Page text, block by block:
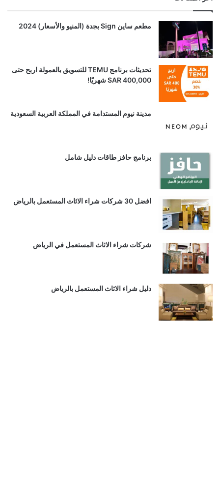
مطعم ساين Sign بجدة (المنيو والأسعار) 2024
تحديثات برنامج TEMU للتسويق بالعمولة اربح حتى
SAR 400,000 شهريًا!
مدينة نيوم المستدامة في المملكة العربية السعودية
برنامج حافز طاقات دليل شامل
افضل 30 شركات شراء الاثاث المستعمل بالرياض
شركات شراء الاثاث المستعمل في الرياض
دليل شراء الاثاث المستعمل بالرياض